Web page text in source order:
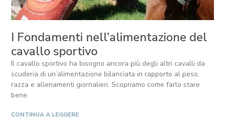
I Fondamenti nell’alimentazione del
cavallo sportivo
Il cavallo sportivo ha bisogno ancora più degli altri cavalli da
scuderia di un’alimentazione bilanciata in rapporto al peso,
razza e allenamenti giornalieri. Scopriamo come farlo stare
bene.
CONTINUA A LEGGERE